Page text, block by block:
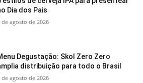
Dia dos Pais
de agosto de 2026
Degustação: Skol Zero Zero
distribuição para todo o Brasil
de agosto de 2026